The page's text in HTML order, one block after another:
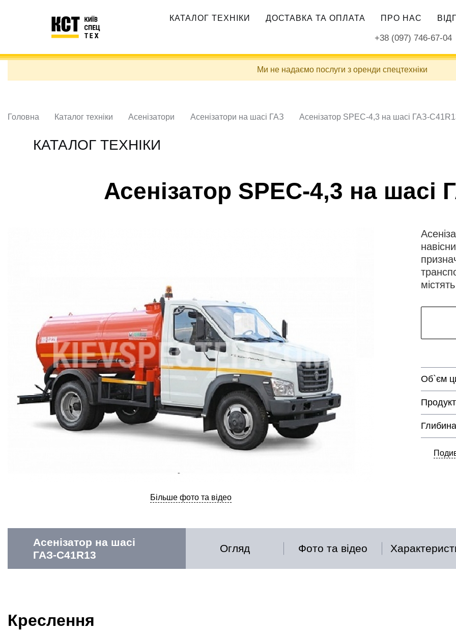
навигация
КАТАЛОГ ТЕХНІКИ ДОСТАВКА ТА ОПЛАТА ПРО НАС
+38 (097) 746-67-04
Ми не надаємо послуги з оренди спецтехніки
Головна Каталог техніки Асенізатори Асенізатори на шасі ГАЗ Асенізатор SPEC-4,3 на шасі ГАЗ-
КАТАЛОГ ТЕХНІКИ
Асенізатор SPEC-4,3 на шасі
Більше фото та відео
Об`єм
Асенізатор на шасі
ГАЗ-С41R13
Огляд Фото та відео
Креслення